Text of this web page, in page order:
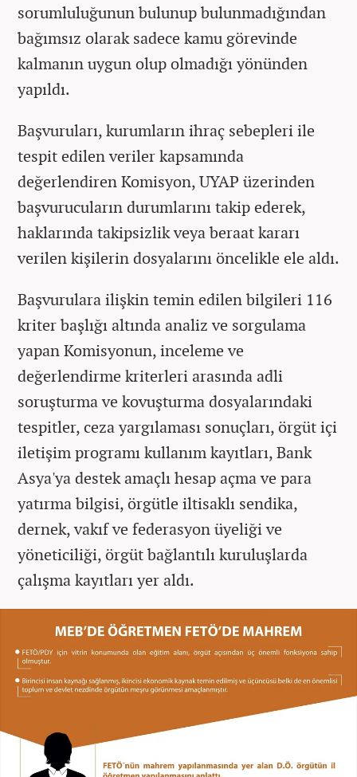
sorumluluğunun bulunup bulunmadığından
bağımsız olarak sadece kamu görevinde
kalmanın uygun olup olmadığı yönünden
yapıldı.
Başvuruları, kurumların ihraç sebepleri ile
tespit edilen veriler kapsamında
değerlendiren Komisyon, UYAP üzerinden
başvurucuların durumlarını takip ederek,
haklarında takipsizlik veya beraat kararı
verilen kişilerin dosyalarını öncelikle ele aldı.
Başvurulara ilişkin temin edilen bilgileri 116
kriter başlığı altında analiz ve sorgulama
yapan Komisyonun, inceleme ve
değerlendirme kriterleri arasında adli
soruşturma ve kovuşturma dosyalarındaki
tespitler, ceza yargılaması sonuçları, örgüt içi
iletişim programı kullanım kayıtları, Bank
Asya'ya destek amaçlı hesap açma ve para
yatırma bilgisi, örgütle iltisaklı sendika,
dernek, vakıf ve federasyon üyeliği ve
yöneticiliği, örgüt bağlantılı kuruluşlarda
çalışma kayıtları yer aldı.